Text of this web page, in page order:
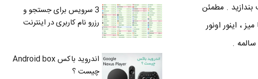
روی یه سطح صاف بندازید . مطمئن
، اینور اونور
.
3 سرویس برای جستجو و
رزرو نام کاربری در اینترنت
اندروید باکس Android box
چیست ؟